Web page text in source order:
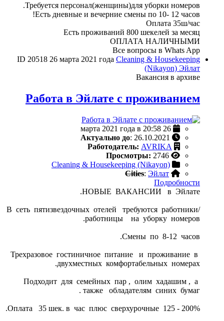
Требуется персонал(женщины)для уборки номеров.
Есть дневные и вечерние смены по 10- 12 часов!
Оплата 35ш/час
Есть проживаний 800 шекелей за месяц
ОПЛАТА НАЛИЧНЫМИ
Все вопросы в Whats App
ID 20518 26 марта 2021 года Cleaning & Housekeeping
(Nikayon) Эйлат
Вакансия в архиве
Работа в Эйлате с проживанием
Актуально до: 26.10.2021
Работодатель: AVRIKA
Просмотры: 2746
Cleaning & Housekeeping (Nikayon)
Cities: Эйлат
Подробности
НОВЫЕ ВАКАНСИИ в Эйлате.
В сеть пятизвездочных отелей требуются работники/
работницы на уборку номеров.
Смены по 8-12 часов.
Трехразовое гостиничное питание и проживание в
двухместных комфортабельных номерах.
Подходит для семейных пар , олим хадашим , а
также обладателям синих бумаг .
Оплата 35 шек. в час плюс сверхурочные 125 - 200%.